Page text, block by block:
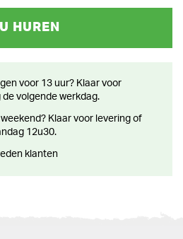
HUREN
volgende werkdag.
12u30.
klanten